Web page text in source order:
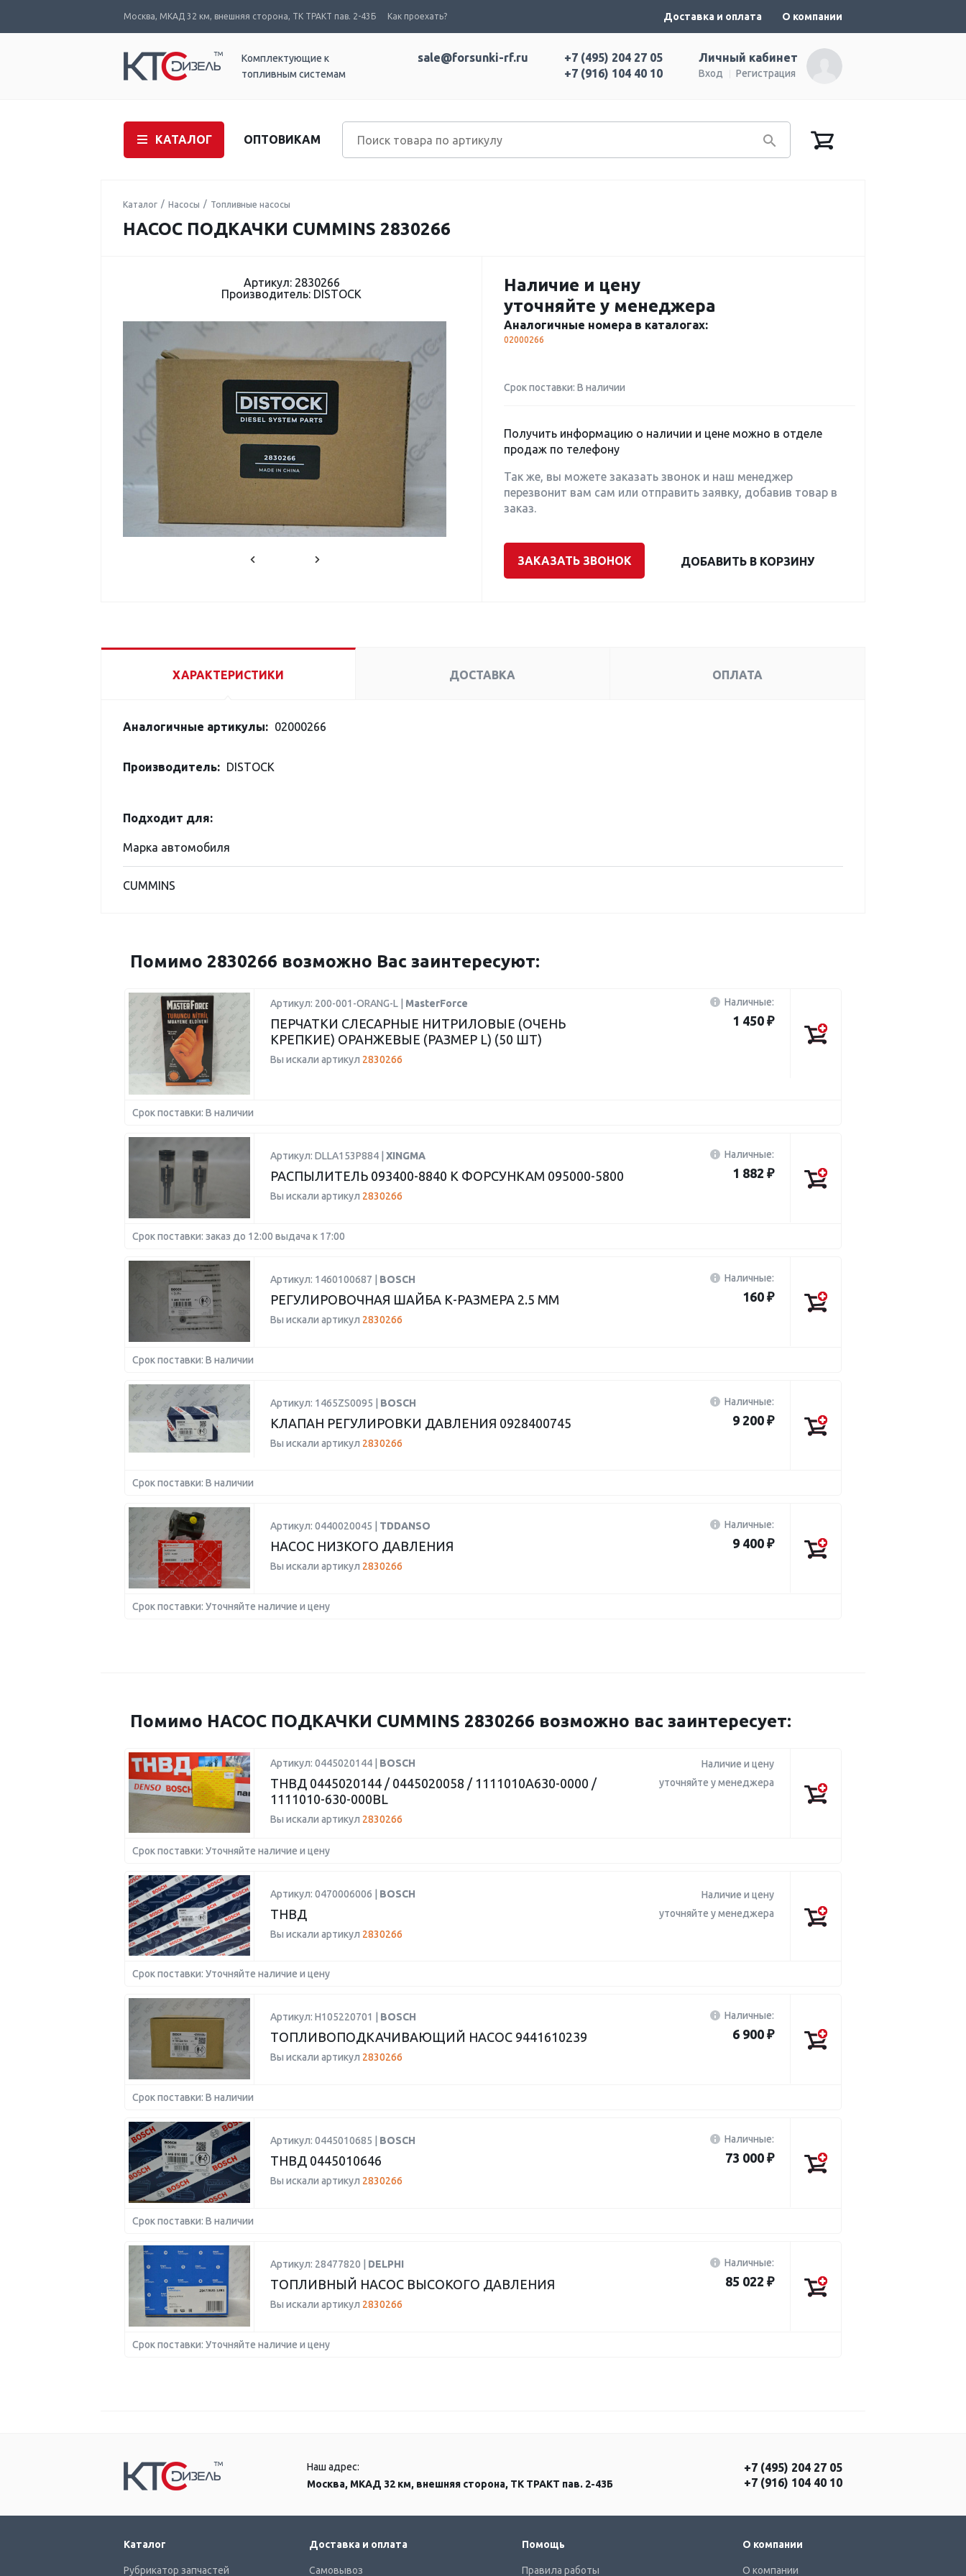
Москва, МКАД 32 км, внешняя сторона, ТК ТРАКТ пав. 2-43Б Как проехать? Доставка и оплата О компании
Комплектующие к
топливным системам
Личный кабинет
Вход Регистрация
+7 (495) 204 27 05
+7 (916) 104 40 10
sale@forsunki-rf.ru
КАТАЛОГ ОПТОВИКАМ
Каталог Насосы Топливные насосы
НАСОС ПОДКАЧКИ CUMMINS 2830266
Артикул: 2830266
Производитель: DISTOCK
Наличие и цену
уточняйте у менеджера
Аналогичные номера в каталогах:
02000266
Срок поставки: В наличии
Получить информацию о наличии и цене можно в отделе
продаж по телефону
Так же, вы можете заказать звонок и наш менеджер
перезвонит вам сам или отправить заявку, добавив товар в
заказ.
ЗАКАЗАТЬ ЗВОНОК ДОБАВИТЬ В КОРЗИНУ
ХАРАКТЕРИСТИКИ ДОСТАВКА ОПЛАТА
Аналогичные артикулы: 02000266
Производитель: DISTOCK
Подходит для:
Марка автомобиля
CUMMINS
Помимо 2830266 возможно Вас заинтересуют:
Артикул: 200-001-ORANG-L | MasterForce
ПЕРЧАТКИ СЛЕСАРНЫЕ НИТРИЛОВЫЕ (ОЧЕНЬ
КРЕПКИЕ) ОРАНЖЕВЫЕ (РАЗМЕР L) (50 ШТ)
Вы искали артикул 2830266
Наличные:
1 450 ₽
Срок поставки: В наличии
Артикул: DLLA153P884 | XINGMA
РАСПЫЛИТЕЛЬ 093400-8840 К ФОРСУНКАМ 095000-5800
Вы искали артикул 2830266
Наличные:
1 882 ₽
Срок поставки: заказ до 12:00 выдача к 17:00
Артикул: 1460100687 | BOSCH
РЕГУЛИРОВОЧНАЯ ШАЙБА К-РАЗМЕРА 2.5 ММ
Вы искали артикул 2830266
Наличные:
160 ₽
Срок поставки: В наличии
Артикул: 1465ZS0095 | BOSCH
КЛАПАН РЕГУЛИРОВКИ ДАВЛЕНИЯ 0928400745
Вы искали артикул 2830266
Наличные:
9 200 ₽
Срок поставки: В наличии
Артикул: 0440020045 | TDDANSO
НАСОС НИЗКОГО ДАВЛЕНИЯ
Вы искали артикул 2830266
Наличные:
9 400 ₽
Срок поставки: Уточняйте наличие и цену
Помимо НАСОС ПОДКАЧКИ CUMMINS 2830266 возможно вас заинтересует:
Артикул: 0445020144 | BOSCH
ТНВД 0445020144 / 0445020058 / 1111010A630-0000 /
1111010-630-000BL
Вы искали артикул 2830266
Наличие и цену
уточняйте у менеджера
Срок поставки: Уточняйте наличие и цену
Артикул: 0470006006 | BOSCH
ТНВД
Вы искали артикул 2830266
Наличие и цену
уточняйте у менеджера
Срок поставки: Уточняйте наличие и цену
Артикул: H105220701 | BOSCH
ТОПЛИВОПОДКАЧИВАЮЩИЙ НАСОС 9441610239
Вы искали артикул 2830266
Наличные:
6 900 ₽
Срок поставки: В наличии
Артикул: 0445010685 | BOSCH
ТНВД 0445010646
Вы искали артикул 2830266
Наличные:
73 000 ₽
Срок поставки: В наличии
Артикул: 28477820 | DELPHI
ТОПЛИВНЫЙ НАСОС ВЫСОКОГО ДАВЛЕНИЯ
Вы искали артикул 2830266
Наличные:
85 022 ₽
Срок поставки: Уточняйте наличие и цену
Наш адрес:
Москва, МКАД 32 км, внешняя сторона, ТК ТРАКТ пав. 2-43Б
+7 (495) 204 27 05
+7 (916) 104 40 10
Каталог
Рубрикатор запчастей
Доставка и оплата
Самовывоз
Помощь
Правила работы
О компании
О компании